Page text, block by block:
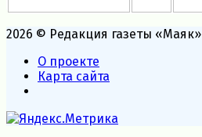
2026 © Редакция газеты «Маяк»
О проекте
Карта сайта